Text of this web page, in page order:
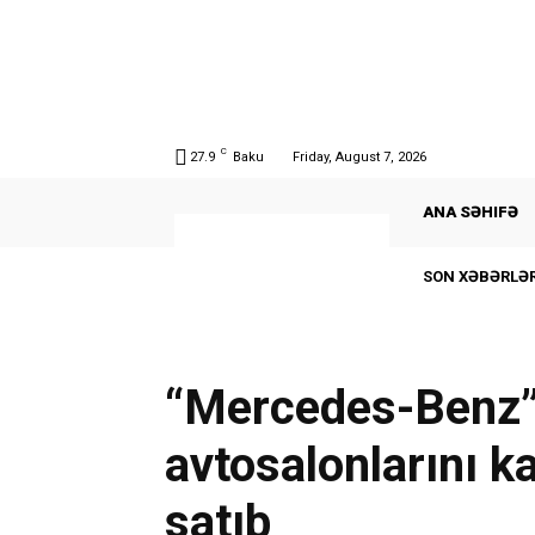
27.9 C Baku Friday, August 7, 2026
ANA SƏHIFƏ
SON
“Mercedes-
avtosalonlarını
satıb